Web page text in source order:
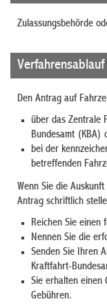
Zulassungsbehörde
Verfahrensablauf
Den Antrag auf
über das Zentrale
Bundesamt (KBA)
bei der
betreffenden
Wenn Sie die
Antrag schriftlich
Reichen Sie einen
Nennen Sie die
Senden Sie Ihren
Kraftfahrt-
Sie erhalten einen
Gebühren.